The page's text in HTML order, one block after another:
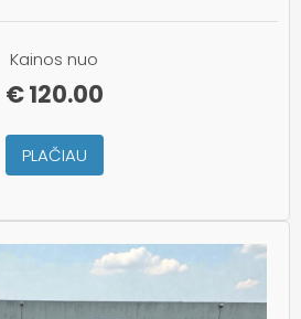
Kainos nuo
€120.00
PLAČIAU